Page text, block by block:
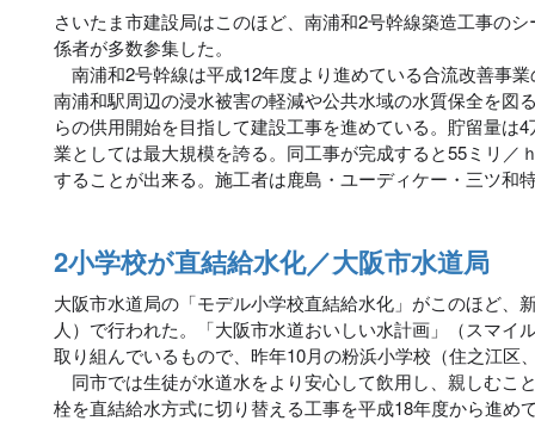
さいたま市建設局はこのほど、南浦和2号幹線築造工事の
係者が多数参集した。
南浦和2号幹線は平成12年度より進めている合流改善事
南浦和駅周辺の浸水被害の軽減や公共水域の水質保全を図
らの供用開始を目指して建設工事を進めている。貯留量は
業としては最大規模を誇る。同工事が完成すると55ミリ／
することが出来る。施工者は鹿島・ユーディケー・三ツ和
2小学校が直結給水化／大阪市水道局
大阪市水道局の「モデル小学校直結給水化」がこのほど、
人）で行われた。「大阪市水道おいしい水計画」（スマイ
取り組んでいるもので、昨年10月の粉浜小学校（住之江区
同市では生徒が水道水をより安心して飲用し、親しむこ
栓を直結給水方式に切り替える工事を平成18年度から進め